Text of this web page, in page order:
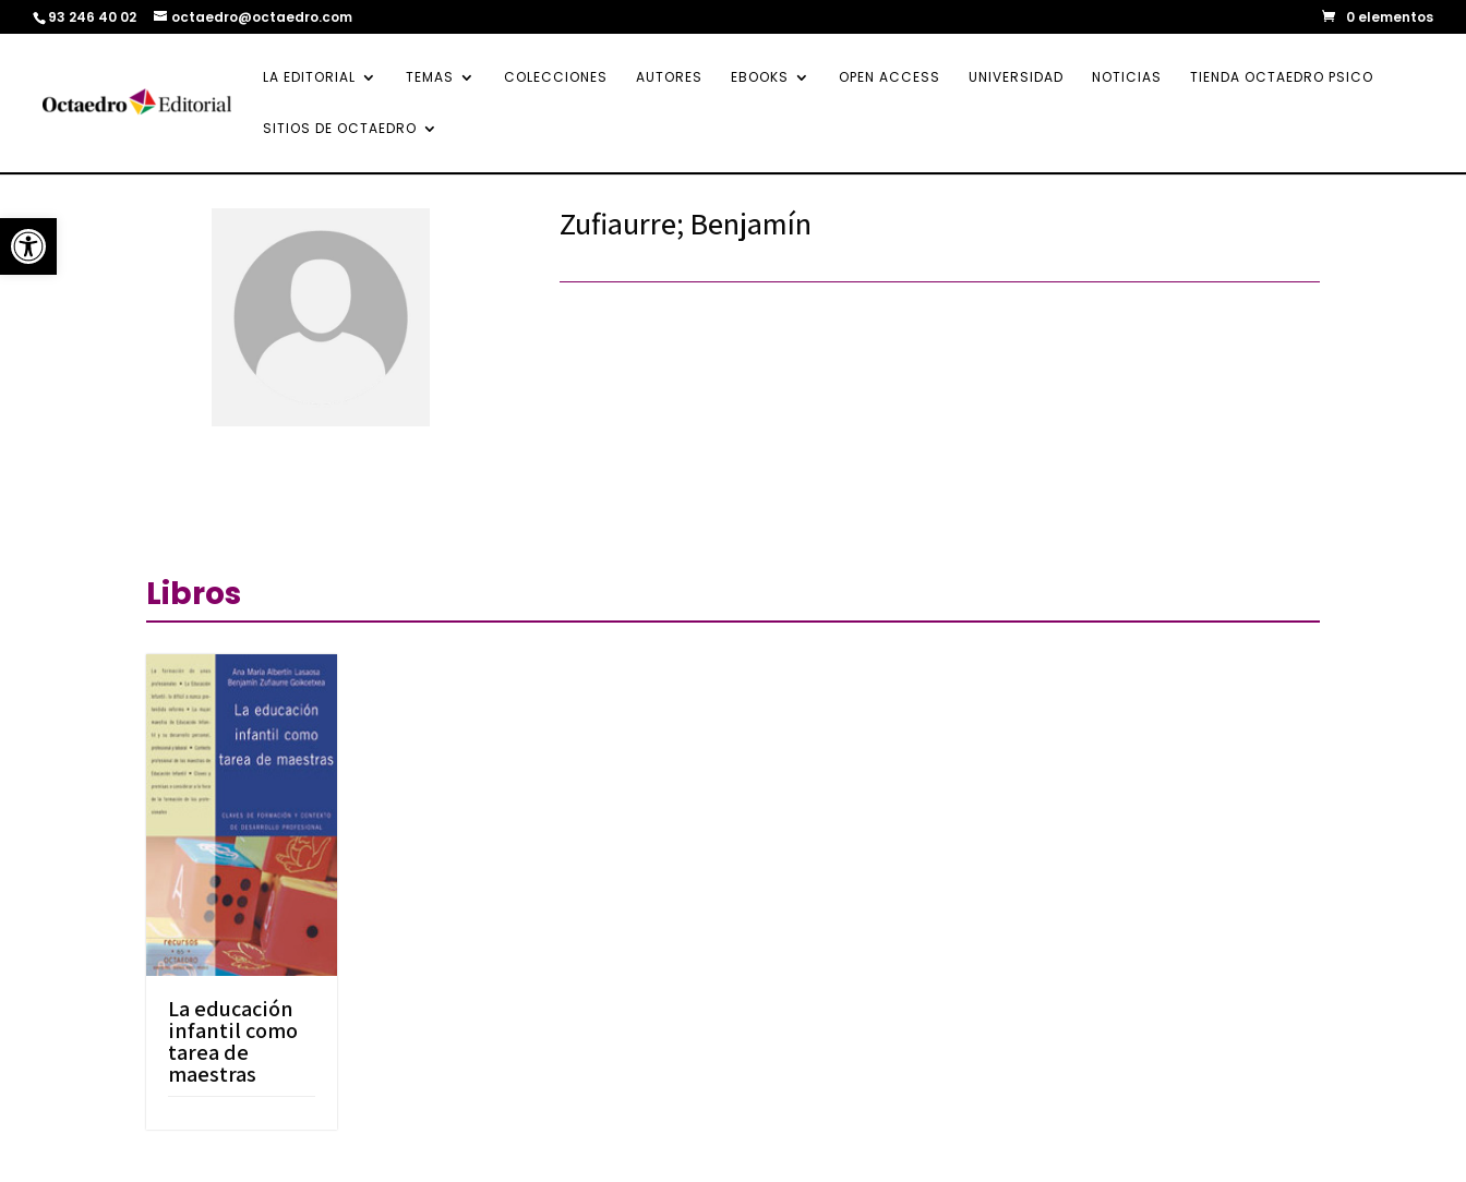
Abrir barra de herramientas
93 246 40 02 octaedro@octaedro.com 0 elementos
LA EDITORIAL TEMAS COLECCIONES AUTORES EBOOKS OPEN ACCESS UNIVERSIDAD NOTICIAS TIENDA OCTAEDRO PSICO
SITIOS DE OCTAEDRO
Zufiaurre; Benjamín
Libros
La educación
infantil como
tarea de
maestras